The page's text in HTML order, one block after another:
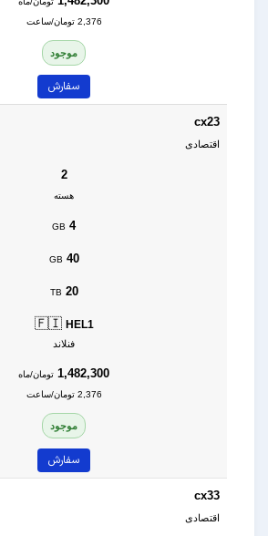
2,376 تومان/ساعت
موجود
سفارش
cx23
اقتصادی
2
هسته
4
GB
40
GB
20
TB
🇫🇮 HEL1
فنلاند
1,482,300 تومان/ماه
2,376 تومان/ساعت
موجود
سفارش
cx33
اقتصادی